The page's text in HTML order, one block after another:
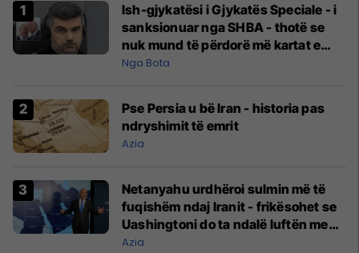
Ish-gjykatësi i Gjykatës Speciale - i
sanksionuar nga SHBA - thotë se
nuk mund të përdorë më kartat e
kreditit e as të porositë gjëra në
Nga Bota
Pse Persia u bë Iran - historia pas
ndryshimit të emrit
Azia
Netanyahu urdhëroi sulmin më të
fuqishëm ndaj Iranit - frikësohet se
Uashingtoni do ta ndalë luftën me
Teheranin
Azia